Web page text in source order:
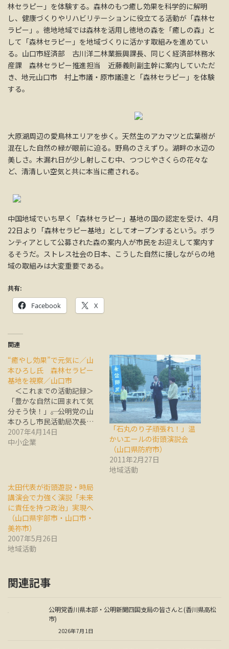
林セラピー」を体験する。森林のもつ癒し効果を科学的に解明
し、健康づくりやリハビリテーションに役立てる活動が「森林セ
ラピー」。徳地地域では森林を活用し徳地の森を「癒しの森」と
して「森林セラピー」を地域づくりに活かす取組みを進めてい
る。山口市経済部 古川洋二林業振興課長、同じく経済部林務水
産課 森林セラピー推進担当 近藤義則副主幹に案内していただ
き、地元山口市 村上市議・原市議達と「森林セラピー」を体験
する。
大原湖周辺の愛鳥林エリアを歩く。天然生のアカマツと広葉樹が
混在した自然の緑が眼前に迫る。野鳥のさえずり。湖畔の水辺の
美しさ。木漏れ日が少し射しこむ中、つつじやさくらの花々な
ど、清清しい空気と共に本当に癒される。
中国地域でいち早く「森林セラピー」基地の国の認定を受け、4月
22日より「森林セラピー基地」としてオープンするという。ボラ
ンティアとして公募された森の案内人が市民をお迎えして案内す
るそうだ。ストレス社会の日本、こうした自然に接しながらの地
域の取組みは大変重要である。
共有:
Facebook X
関連
“癒やし効果”で元気に／山
本ひろし氏 森林セラピー
基地を視察／山口市
＜これまでの活動記録＞
「豊かな自然に囲まれて気
分そう快！」――。公明党の山
本ひろし市民活動局次長…
2007年4月14日
中小企業
「石丸のり子頑張れ！」温
かいエールの街頭演説会
（山口県防府市）
2011年2月27日
地域活動
太田代表が街頭遊説・時局
講演会で力強く演説「未来
に責任を持つ政治」実現へ
（山口県宇部市・山口市・
美祢市）
2007年5月26日
地域活動
関連記事
公明党香川県本部・公明新聞四国支局の皆さんと(香川県高松
市)
2026年7月1日